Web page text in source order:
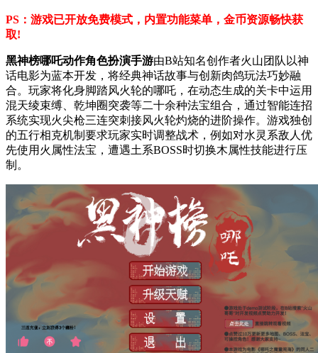
PS：游戏已开放免费模式，内置功能菜单，金币资源畅快获
取!
黑神榜哪吒动作角色扮演手游由B站知名创作者火山团队以神
话电影为蓝本开发，将经典神话故事与创新肉鸽玩法巧妙融
合。玩家将化身脚踏风火轮的哪吒，在动态生成的关卡中运用
混天绫束缚、乾坤圈突袭等二十余种法宝组合，通过智能连招
系统实现火尖枪三连突刺接风火轮灼烧的进阶操作。游戏独创
的五行相克机制要求玩家实时调整战术，例如对水灵系敌人优
先使用火属性法宝，遭遇土系BOSS时切换木属性技能进行压
制。